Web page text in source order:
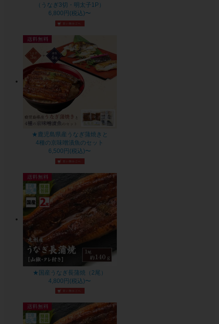
（うなぎ3切・明太子1P）
6,800円(税込)〜
★鹿児島県産うなぎ蒲焼きと
4種の京味噌漬魚のセット
6,500円(税込)〜
★国産うなぎ長蒲焼（2尾）
4,800円(税込)〜